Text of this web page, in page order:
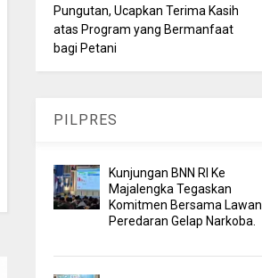
Pungutan, Ucapkan Terima Kasih
atas Program yang Bermanfaat
bagi Petani
PILPRES
Kunjungan BNN RI Ke
Majalengka Tegaskan
Komitmen Bersama Lawan
Peredaran Gelap Narkoba.